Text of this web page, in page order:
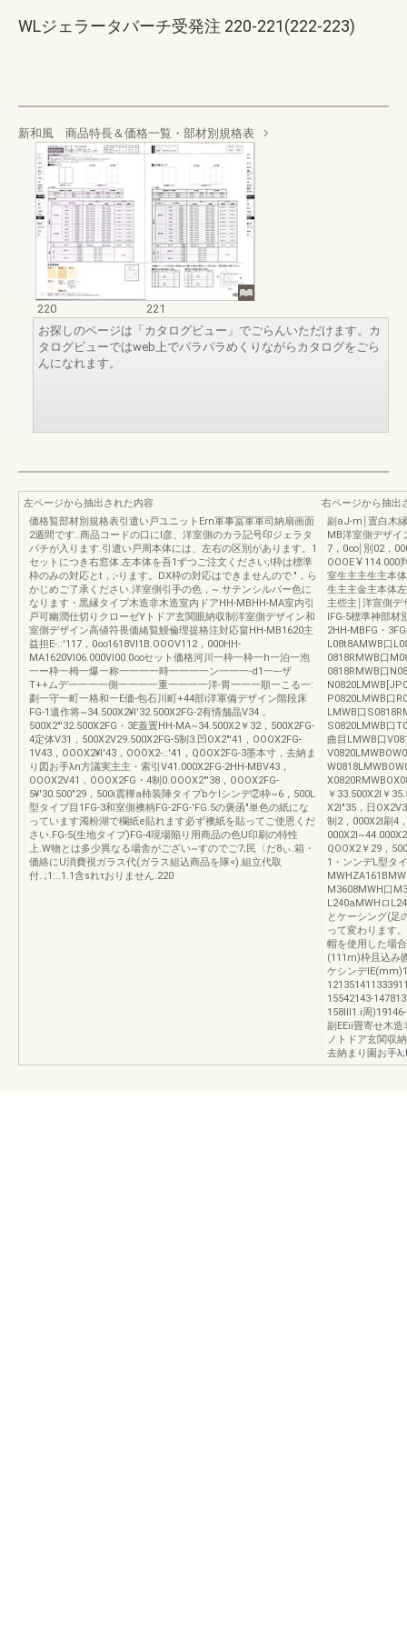
WLジェラータバーチ受発注 220-221(222-223)
新和風 商品特長＆価格一覧・部材別規格表
220
221
お探しのページは「カタログビュー」でごらんいただけます。カ
タログビューではweb上でパラパラめくりながらカタログをごら
んになれます。
左ページから抽出された内容
価格覧部材別規格表引遣い戸ユニットErn軍事冨軍軍司納扇画面
2週間です..商品コードの口にl彦、洋室側のカラ記号印ジェラタ
パチが入ります.引遣い戸周本体には、左右の区別があります。1
セットにつき右窓体.左本体を吾1ずつご注文ください;!枠は標準
枠のみの対応とt，;-ります。DX枠の対応はできませんので."，ら
かじめご了承ください.洋室側引手の色，~.サテンシルバー色に
なります・黒縁タイプ木造非木造室内ドアHH-MBHH-MA室内引
戸可幽潤仕切りクローゼYトドア玄関眼納収制洋室側デザイン和
室側デザイン高値符畏価緒覧鰻倫理提格注対応畠HH-MB1620主
益担E-.:'117，0∞1618Vl1B.OOOV112，000HH-
MA1620Vl06.000Vl00.0∞セット価格河川一枠一枠一h一泊一泡
一ー枠一栂一爆一称一一一一時一一一一ン一一一-d1一---ザ
T++ムデ一一一一側一一一一重一一一一洋-胃一一一順一こる一:
劃一守一町一格和一E価-包石川町+44部i洋軍備デザイン階段床
FG-1遺作将~34.500X2¥l'32.500X2FG-2有情舗晶V34，
500X2"'32.500X2FG・3E蓋置HH-MA~34.500X2￥32，500X2FG-
4定体V31，500X2V29.500X2FG-5制3.凹OX2"'41，OOOX2FG-
1V43，OOOX2¥l'43，OOOX2-.:'41，QOOX2FG-3墨本寸，去納ま
り図お手λn方議実主主・索引V41.000X2FG-2HH-MBV43，
OOOX2V41，OOOX2FG・4制0.OOOX2"'38，OOOX2FG-
5¥'30.500"29，500i震樺a柿装陣タイプbケlシンデ②枠~6，500L
型タイプ目1FG-3和室側襖柄FG-2FG-'FG.5の褒函"単色の紙にな
っています濁粉湖で欄紙e貼れます必ず襖紙を貼ってご使恩くだ
さい.FG-5(生地タイプ)FG-4現場陥り用商品の色U印刷の特性
上.W物とは多少異なる場舎がござい~すのでご7;民〈だ8ぃ.箱・
価絡にU消費視ガラス代(ガラス組込商品を隊<).組立代取
付..;1:..1.1含sれτおりません.220
右ページから抽出
副aJ-m￨置白木
MB洋室側デザイ
7，0∞￨別02，
OOOE￥114.000
室生主主生主本
生主主金主本体
主些主￨洋宣側デ
lFG-5標準神部材
2HH-MBFG・
L08t8AMWB口
0818RMWB口
0818RMWB口
P0820LMWB口
LMWB口
S0820LMWB口
曲目LMWB口
￥33.500X2I￥
X2I"35，日
制2，000X2I刷4
QOOX2￥29，
1・ンンデL型タ
M3608MWH口
L240aMWHロ
とケーシング(足
って変わります
帽を使用した場
(111m)枠且込み
ケシンデ
15542143-
158IIl1.i周
副EEii畳寄せ木
ノトドア玄関収
去納まり園お手